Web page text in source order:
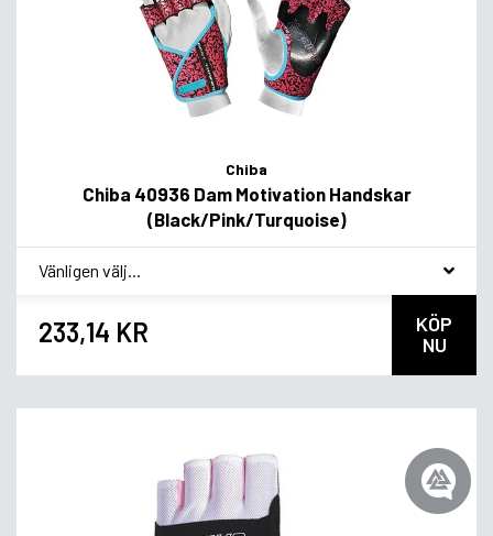
Chiba
Chiba 40936 Dam Motivation Handskar
(Black/Pink/Turquoise)
* Smakvariant
233,14 KR
KÖP
NU